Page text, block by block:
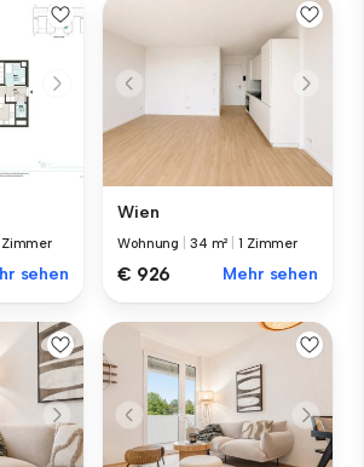
sehen
Wien
Wohnung 34 m² |1 Zimmer
€ 926 Mehr sehen